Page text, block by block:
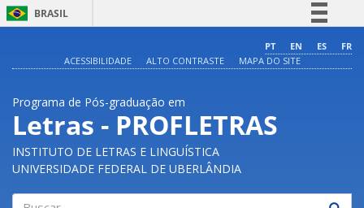
BRASIL
Comunica BR
Legislação
PT EN ES
FR
ACESSIBILIDADE
ALTO CONTRASTE MAPA DO SITE
Programa de Pós-graduação em
Letras - PROFLETRAS
INSTITUTO DE LETRAS E LINGUÍSTICA
UNIVERSIDADE FEDERAL DE UBERLÂNDIA